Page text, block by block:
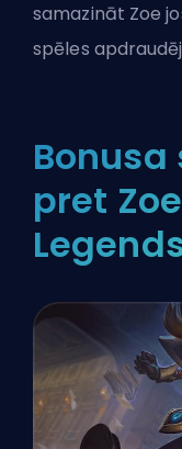
samazināt Zoe
spēles
pret